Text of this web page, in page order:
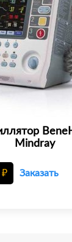
Mindray
₽ Заказать